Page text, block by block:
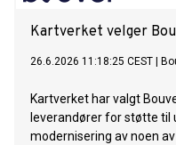
Kartverket velger
26.6.2026 11:18:25 CEST
Kartverket har valgt
leverandører for støtte til
modernisering av noen